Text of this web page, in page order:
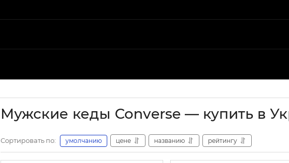
Мужские кеды Converse — купить в
Сортировать по: умолчанию цене названию рейтингу